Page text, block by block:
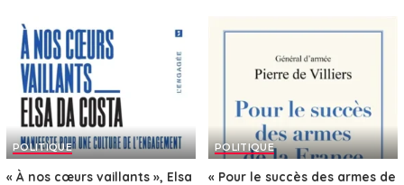
POLITIQUE
« À nos cœurs vaillants », Elsa
POLITIQUE
« Pour le succès des armes de